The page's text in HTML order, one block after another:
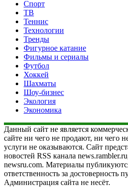
Спорт
ТВ
Теннис
Технологии
Тренды
Фигурное катание
Фильмы и сериалы
Футбол
Хоккей
Шахматы
Шоу-бизнес
Экология
Экономика
Данный сайт не является
сайте ни чего не продают, ни чего
услуги не оказываются. Сайт
новостей RSS канала
newsru.com. Материалы
ответственность за достоверность
Администрация сайта не несёт.